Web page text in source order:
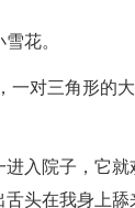
花。
对三角形的
入院子，它
头在我身上舔